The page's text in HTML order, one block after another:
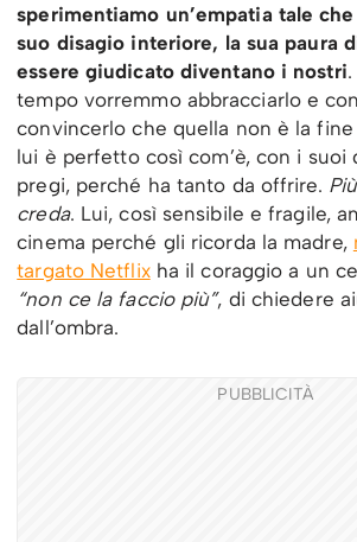
sperimentiamo un’empatia tale
suo disagio interiore, la sua paura
essere giudicato diventano i nostri
tempo vorremmo abbracciarlo e
convincerlo che quella non è la
lui è perfetto così com’è, con i
pregi, perché ha tanto da offrire.
creda. Lui, così sensibile e fragile,
cinema perché gli ricorda la madre,
targato Netflixha il coraggio a un
“non ce la faccio più”, di chiedere
dall’ombra.
PUBBLICITÀ